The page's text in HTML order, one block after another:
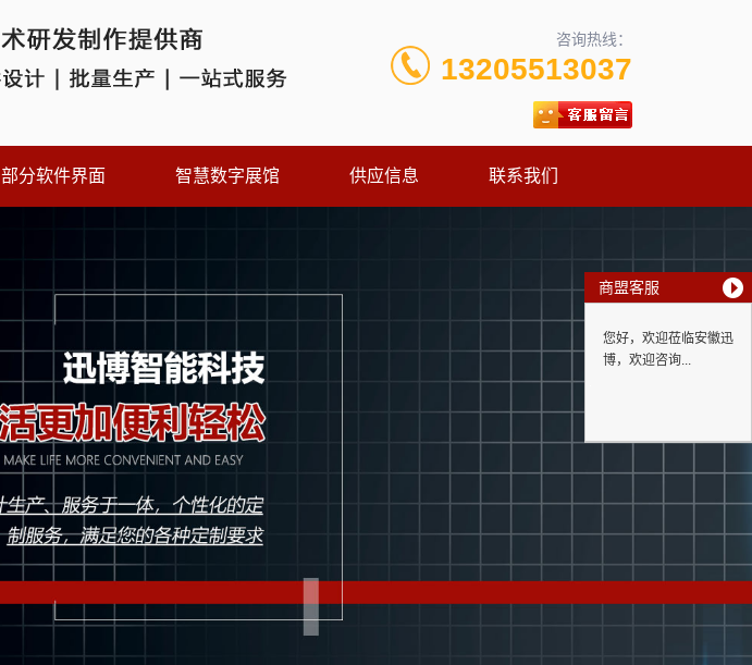
咨询热线：
13205513037
部分软件界面 智慧数字展馆 供应信息 联系我们
商盟客服
您好，欢迎莅临安徽迅
博，欢迎咨询...